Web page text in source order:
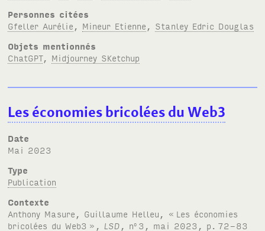
Personnes citées
Gfeller Aurélie
Mineur Etienne
Stanley Edric Douglas
Objets mentionnés
ChatGPT, Midjourney SKetchup
Les économies bricolées du Web3
Date
mai 2023
Type
Publication
Contexte
Anthony Masure, Guillaume Helleu, « Les économies
bricolées du Web3 », LSD , no 3, mai 2023, p. 72-83